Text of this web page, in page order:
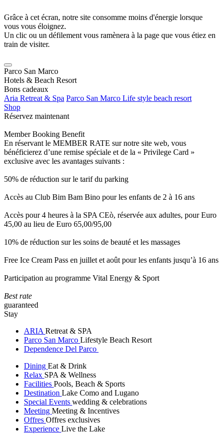
Grâce à cet écran, notre site consomme moins d'énergie lorsque
vous vous éloignez.
Un clic ou un défilement vous ramènera à la page que vous étiez en
train de visiter.
Parco San Marco
Hotels & Beach Resort
Bons cadeaux
Aria Retreat & Spa Parco San Marco Life style beach resort
Shop
Réservez maintenant
Member Booking Benefit
En réservant le MEMBER RATE sur notre site web, vous
bénéficierez d’une remise spéciale et de la « Privilege Card »
exclusive avec les avantages suivants :
50% de réduction sur le tarif du parking
Accès au Club Bim Bam Bino pour les enfants de 2 à 16 ans
Accès pour 4 heures à la SPA CEò, réservée aux adultes, pour Euro
45,00 au lieu de Euro 65,00/95,00
10% de réduction sur les soins de beauté et les massages
Free Ice Cream Pass en juillet et août pour les enfants jusqu’à 16 ans
Participation au programme Vital Energy & Sport
Best rate
guaranteed
Stay
ARIA Retreat & SPA
Parco San Marco Lifestyle Beach Resort
Dependence Del Parco
Dining Eat & Drink
Relax SPA & Wellness
Facilities Pools, Beach & Sports
Destination Lake Como and Lugano
Special Events wedding & celebrations
Meeting Meeting & Incentives
Offres Offres exclusives
Experience Live the Lake